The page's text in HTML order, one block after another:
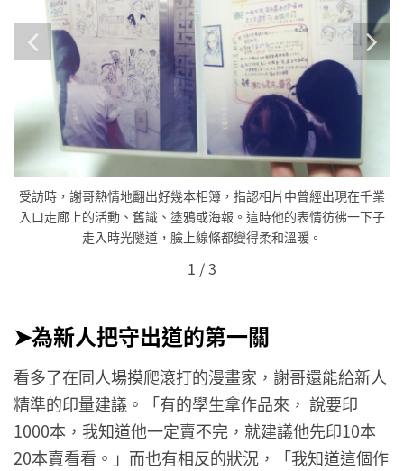
受訪時，謝哥熱情地翻出好幾本相簿，指認相片中曾經出現在千業
入口走廊上的活動、舊識、塗鴉或海報。這時他的表情彷彿一下子
走入時光隧道，臉上線條都變得柔和溫暖。
1 /3
➤為新人把守出道的第一關
看多了在同人場摸爬滾打的漫畫家，謝哥還能給新人
精準的印量建議。「有的學生拿作品來， 說要印
1000本，我知道他一定賣不完，就建議他先印10本
20本賣看看。」而也有相反的狀況，「我知道這個作